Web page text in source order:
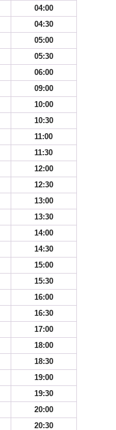
04:00
04:30
05:00
05:30
06:00
09:00
10:00
10:30
11:00
11:30
12:00
12:30
13:00
13:30
14:00
14:30
15:00
15:30
16:00
16:30
17:00
18:00
18:30
19:00
19:30
20:00
20:30